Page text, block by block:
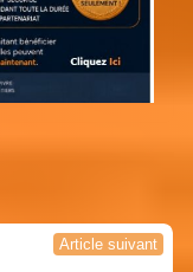
Article suivant